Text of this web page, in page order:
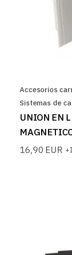
Accesorios
Sistemas de
UNION EN
16,90 EUR